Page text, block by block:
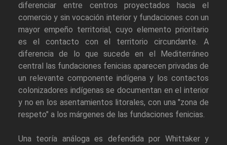
diferenciar entre centros proyectados hacia el
comercio y sin vocación interior y fundaciones con un
mayor empeño territorial, cuyo elemento prioritario
es el contacto con el territorio circundante. A
diferencia de lo que sucede en el Mediterráneo
central las fundaciones fenicias aparecen privadas de
un relevante componente indígena y los contactos
colonizadores indígenas se documentan en el interior
y no en los asentamientos litorales, con una "zona de
respeto" a los márgenes de las fundaciones fenicias.
Una teoría análoga es defendida por Whittaker y